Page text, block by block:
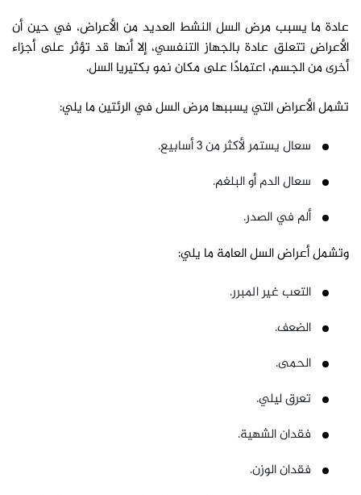
عادة ما يسبب مرض السل النشط العديد من الأعراض، في حين أن
الأعراض تتعلق عادة بالجهاز التنفسي، إلا أنها قد تؤثر على أجزاء
أخرى من الجسم، اعتمادًا على مكان نمو بكتيريا السل.
تشمل الأعراض التي يسببها مرض السل في الرئتين ما يلي:
سعال يستمر لأكثر من 3 أسابيع.
سعال الدم أو البلغم.
ألم في الصدر.
وتشمل أعراض السل العامة ما يلي:
التعب غير المبرر.
الضعف.
الحمى.
تعرق ليلي.
فقدان الشهية.
فقدان الوزن.